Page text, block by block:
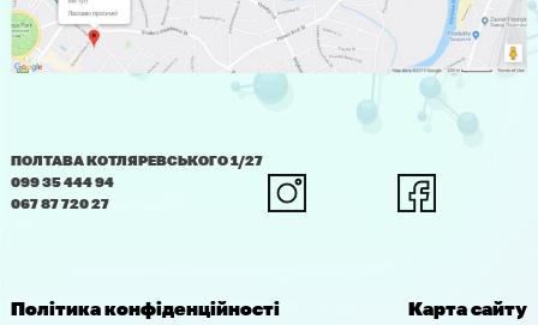
ПОЛТАВА КОТЛЯРЕВСЬКОГО 1/27
099 35 444 94
067 87 720 27
Політика конфіденційності Карта сайту